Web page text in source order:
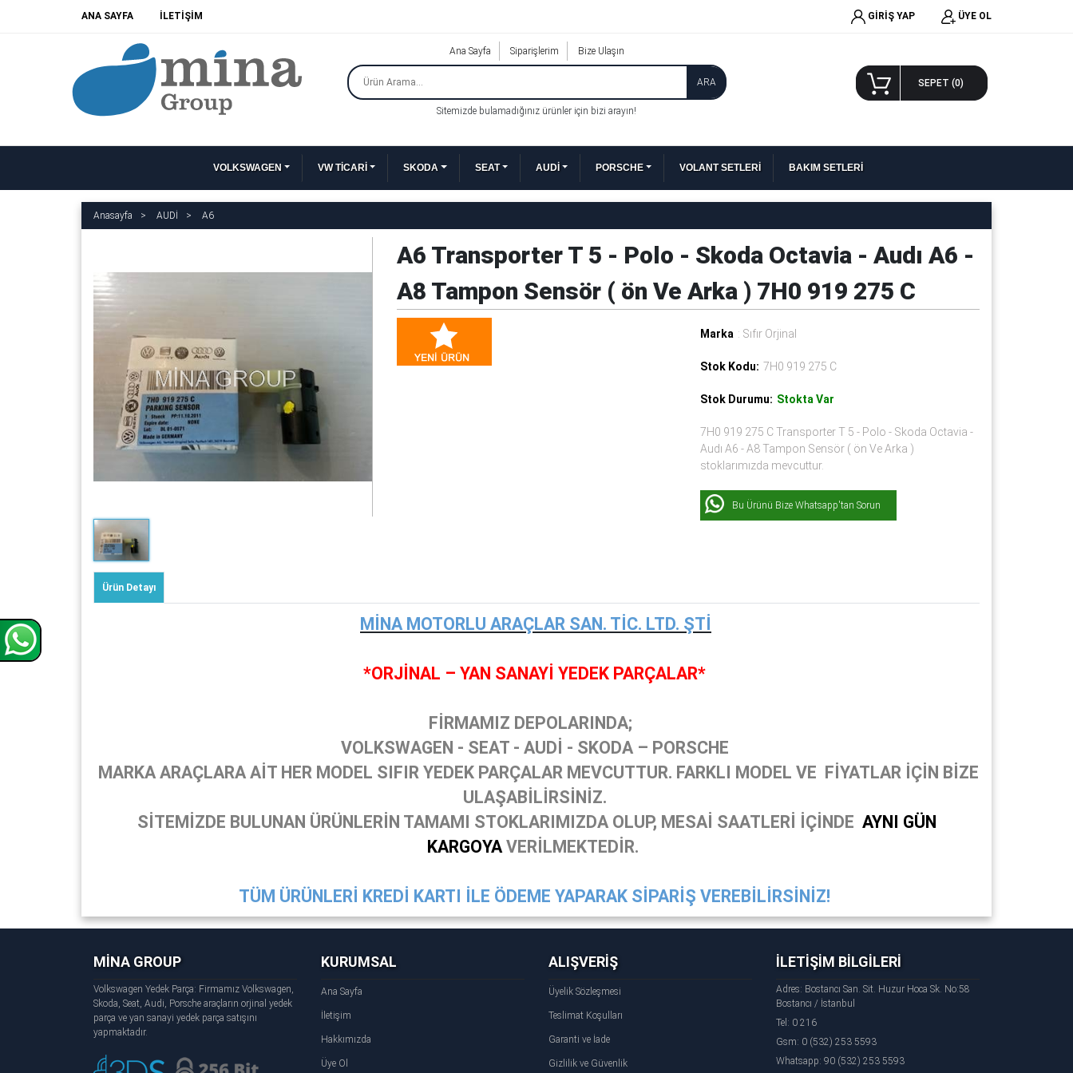
ANA SAYFA İLETİŞİM GİRİŞ YAP ÜYE OL
Ana Sayfa Siparişlerim Bize Ulaşın
ARA
Sitemizde bulamadığınız ürünler için bizi arayın!
SEPET (0)
VOLKSWAGEN VW TİCARİ SKODA SEAT AUDİ PORSCHE VOLANT SETLERİ BAKIM SETLERİ
Anasayfa AUDİ A6
A6 Transporter T 5 - Polo - Skoda Octavia - Audı A6 -
A8 Tampon Sensör ( ön Ve Arka ) 7H0 919 275 C
Marka : Sıfır Orjinal
Stok Kodu: 7H0 919 275 C
Stok Durumu: Stokta Var
7H0 919 275 C Transporter T 5 - Polo - Skoda Octavia -
Audı A6 - A8 Tampon Sensör ( ön Ve Arka )
stoklarımızda mevcuttur.
Bu Ürünü Bize Whatsapp'tan Sorun
Ürün Detayı
MİNA MOTORLU ARAÇLAR SAN. TİC. LTD. ŞTİ
*ORJİNAL – YAN SANAYİ YEDEK PARÇALAR*
FİRMAMIZ DEPOLARINDA;
VOLKSWAGEN - SEAT - AUDİ - SKODA – PORSCHE
MARKA ARAÇLARA AİT HER MODEL SIFIR YEDEK PARÇALAR MEVCUTTUR. FARKLI MODEL VE FİYATLAR İÇİN BİZE
ULAŞABİLİRSİNİZ.
SİTEMİZDE BULUNAN ÜRÜNLERİN TAMAMI STOKLARIMIZDA OLUP, MESAİ SAATLERİ İÇİNDE AYNI GÜN
KARGOYA VERİLMEKTEDİR.
TÜM ÜRÜNLERİ KREDİ KARTI İLE ÖDEME YAPARAK SİPARİŞ VEREBİLİRSİNİZ!
MİNA GROUP
Volkswagen Yedek Parça: Firmamız Volkswagen,
Skoda, Seat, Audi, Porsche araçların orjinal yedek
parça ve yan sanayi yedek parça satışını
yapmaktadır.
KURUMSAL
Ana Sayfa
İletişim
Hakkımızda
Üye Ol
ALIŞVERİŞ
Üyelik Sözleşmesi
Teslimat Koşulları
Garanti ve İade
Gizlilik ve Güvenlik
İLETİŞİM BİLGİLERİ
Adres: Bostancı San. Sit. Huzur Hoca Sk. No:58
Bostancı / İstanbul
Tel: 0 216
Gsm: 0 (532) 253 5593
Whatsapp: 90 (532) 253 5593